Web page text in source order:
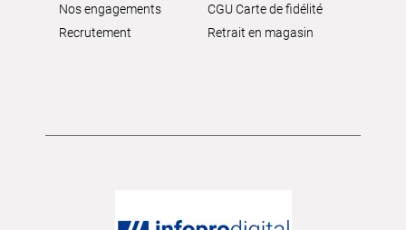
Nos engagements
Recrutement
CGU Carte de fidélité
Retrait en magasin